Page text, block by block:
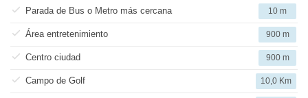
Parada de Bus o Metro más cercana 10 m
Área entretenimiento 900 m
Centro ciudad 900 m
Campo de Golf 10,0 Km